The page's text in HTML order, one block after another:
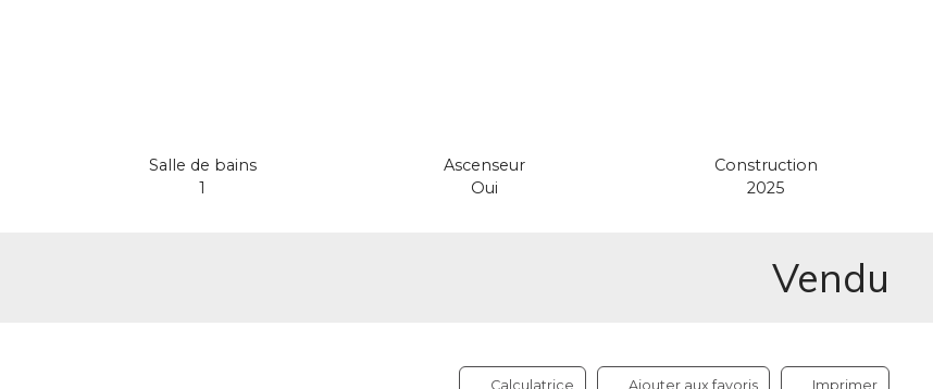
Salle de bains
1
Ascenseur
Oui
Construction
2025
Vendu
Calculatrice Ajouter aux favoris Imprimer